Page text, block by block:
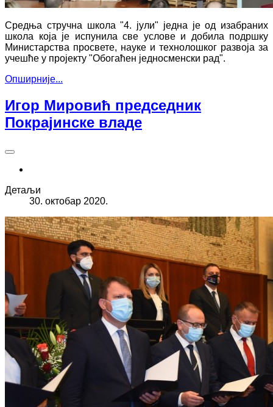
Средња стручна школа "4. јули" једна је од изабраних
школа која је испунила све услове и добила подршку
Министарства просвете, науке и технолошког развоја за
учешће у пројекту "Обогаћен једносменски рад".
Опширније...
Игор Мировић председник
Покрајинске владе
Детаљи
30. октобар 2020.